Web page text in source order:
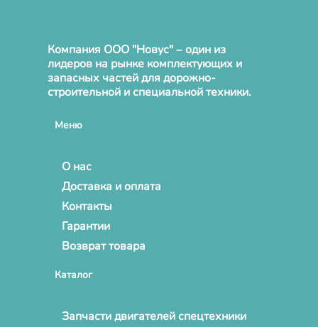
Компания ООО "Новус" – один из
лидеров на рынке комплектующих и
запасных частей для дорожно-
строительной и специальной техники.
Меню
О нас
Доставка и оплата
Контакты
Гарантии
Возврат товара
Каталог
Запчасти двигателей спецтехники